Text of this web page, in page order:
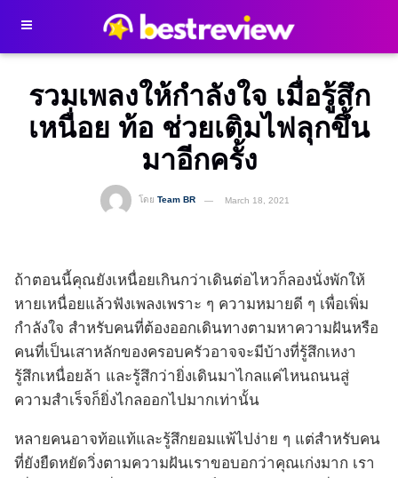
รวมเพลงให้กำลังใจ เมื่อรู้สึก
เหนื่อย ท้อ ช่วยเติมไฟลุกขึ้น
มาอีกครั้ง
โดย Team BR March 18, 2021
ถ้าตอนนี้คุณยังเหนื่อยเกินกว่าเดินต่อไหวก็ลองนั่งพักให้
หายเหนื่อยแล้วฟังเพลงเพราะ ๆ ความหมายดี ๆ เพื่อเพิ่ม
กำลังใจ สำหรับคนที่ต้องออกเดินทางตามหาความฝันหรือ
คนที่เป็นเสาหลักของครอบครัวอาจจะมีบ้างที่รู้สึกเหงา
รู้สึกเหนื่อยล้า และรู้สึกว่ายิ่งเดินมาไกลแค่ไหนถนนสู่
ความสำเร็จก็ยิ่งไกลออกไปมากเท่านั้น
หลายคนอาจท้อแท้และรู้สึกยอมแพ้ไปง่าย ๆ แต่สำหรับคน
ที่ยังยืดหยัดวิ่งตามความฝันเราขอบอกว่าคุณเก่งมาก เรา